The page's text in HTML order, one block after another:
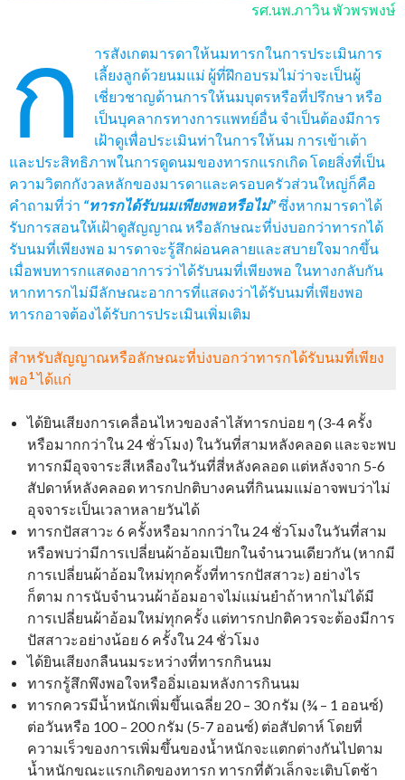
รศ.นพ.ภาวิน พัวพรพงษ์
ก
ารสังเกตมารดาให้นมทารกในการประเมินการ
เลี้ยงลูกด้วยนมแม่ ผู้ที่ฝึกอบรมไม่ว่าจะเป็นผู้
เชี่ยวชาญด้านการให้นมบุตรหรือที่ปรึกษา หรือ
เป็นบุคลากรทางการแพทย์อื่น จำเป็นต้องมีการ
เฝ้าดูเพื่อประเมินท่าในการให้นม การเข้าเต้า
และประสิทธิภาพในการดูดนมของทารกแรกเกิด โดยสิ่งที่เป็น
ความวิตกกังวลหลักของมารดาและครอบครัวส่วนใหญ่ก็คือ
คำถามที่ว่า “ทารกได้รับนมเพียงพอหรือไม่”ซึ่งหากมารดาได้
รับการสอนให้เฝ้าดูสัญญาณ หรือลักษณะที่บ่งบอกว่าทารกได้
รับนมที่เพียงพอ มารดาจะรู้สึกผ่อนคลายและสบายใจมากขึ้น
เมื่อพบทารกแสดงอาการว่าได้รับนมที่เพียงพอ ในทางกลับกัน
หากทารกไม่มีลักษณะอาการที่แสดงว่าได้รับนมที่เพียงพอ
ทารกอาจต้องได้รับการประเมินเพิ่มเติม
สำหรับสัญญาณหรือลักษณะที่บ่งบอกว่าทารกได้รับนมที่เพียง
พอ1ได้แก่
ได้ยินเสียงการเคลื่อนไหวของลำไส้ทารกบ่อย ๆ (3-4 ครั้ง
หรือมากกว่าใน 24 ชั่วโมง) ในวันที่สามหลังคลอด และจะพบ
ทารกมีอุจจาระสีเหลืองในวันที่สี่หลังคลอด แต่หลังจาก 5-6
สัปดาห์หลังคลอด ทารกปกติบางคนที่กินนมแม่อาจพบว่าไม่
อุจจาระเป็นเวลาหลายวันได้
ทารกปัสสาวะ 6 ครั้งหรือมากกว่าใน 24 ชั่วโมงในวันที่สาม
หรือพบว่ามีการเปลี่ยนผ้าอ้อมเปียกในจำนวนเดียวกัน (หากมี
การเปลี่ยนผ้าอ้อมใหม่ทุกครั้งที่ทารกปัสสาวะ) อย่างไร
ก็ตาม การนับจำนวนผ้าอ้อมอาจไม่แม่นยำถ้าหากไม่ได้มี
การเปลี่ยนผ้าอ้อมใหม่ทุกครั้ง แต่ทารกปกติควรจะต้องมีการ
ปัสสาวะอย่างน้อย 6 ครั้งใน 24 ชั่วโมง
ได้ยินเสียงกลืนนมระหว่างที่ทารกกินนม
ทารกรู้สึกพึงพอใจหรืออิ่มเอมหลังการกินนม
ทารกควรมีน้ำหนักเพิ่มขึ้นเฉลี่ย 20 – 30 กรัม (¾ – 1 ออนซ์)
ต่อวันหรือ 100 – 200 กรัม (5-7 ออนซ์) ต่อสัปดาห์ โดยที่
ความเร็วของการเพิ่มขึ้นของน้ำหนักจะแตกต่างกันไปตาม
น้ำหนักขณะแรกเกิดของทารก ทารกที่ตัวเล็กจะเติบโตช้า